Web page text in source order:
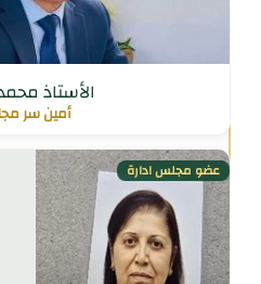
الأستاذ
أمين سر
عضو مجلس ادارة